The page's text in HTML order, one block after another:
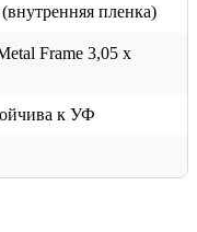
пленка)
Frame 3,05 x
к УФ